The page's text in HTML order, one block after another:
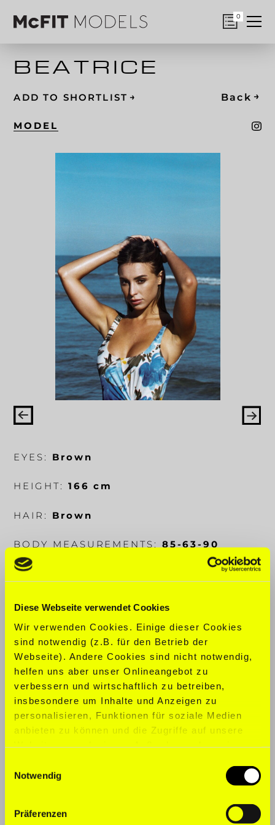
Diese Webseite verwendet Cookies
Wir verwenden Cookies. Einige dieser Cookies
sind notwendig (z.B. für den Betrieb der
Webseite). Andere Cookies sind nicht notwendig,
helfen uns aber unser Onlineangebot zu
verbessern und wirtschaftlich zu betreiben,
insbesondere um Inhalte und Anzeigen zu
personalisieren, Funktionen für soziale Medien
anbieten zu können und die Zugriffe auf unsere
Website an unsere Partner für soziale Medien,
Werbung und Analysen weiter. Unsere Partner
führen diese Informationen möglicherweise mit
weiteren Daten zusammen, die Sie ihnen
Notwendig
Präferenzen
0
BEATRICE
ADD TO SHORTLIST → Back →
MODEL
EYES: Brown
HEIGHT: 166 cm
HAIR: Brown
BODY MEASUREMENTS:85-63-90
CLOTHING SIZE:
SHOE SIZE:
SPORTS:Ballet, Dancing, Fitness,
Pilates, Swimming, Trekking
LANGUAGES:English, Italian